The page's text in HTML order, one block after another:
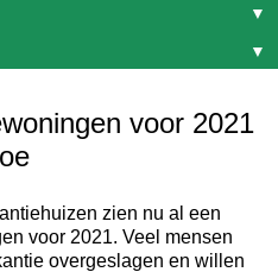
▼
▼
voor 2021
zien nu al een
voor 2021. Veel mensen
overgeslagen en willen